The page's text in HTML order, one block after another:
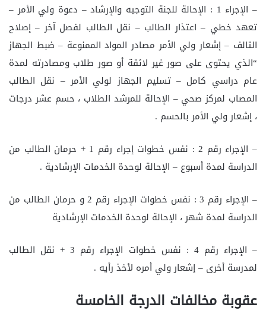
– الإجراء 1 : الإحالة للجنة التوجيه والإرشاد – دعوة ولي الأمر –
تعهد خطي – اعتذار الطالب – نقل الطالب لفصل آخر – إصلاح
التالف – إشعار ولي الأمر مصادر المواد الممنوعة – ضبط الجهاز
“الذي يحتوى على صور غير لائقة أو صور طلاب ومصادرته لمدة
عام دراسي كامل – تسليم الجهاز لولي الأمر – نقل الطالب
المصاب لمركز صحي – الإحالة للمرشد الطلاب ، حسم عشر درجات
، إشعار ولي الأمر بالحسم .
– الإجراء رقم 2 : نفس خطوات إجراء رقم 1 + حرمان الطالب من
الدراسة لمدة أسبوع – الإحالة لوحدة الخدمات الإرشادية .
– الإجراء رقم 3 : نفس خطوات الإجراء رقم 2 و حرمان الطالب من
الدراسة لمدة شهر ، الإحالة لوحدة الخدمات الإرشادية
– الإجراء رقم 4 : نفس خطوات الإجراء رقم 3 + نقل الطالب
لمدرسة أخرى – إشعار ولي أمره لأخذ رأيه .
عقوبة مخالفات الدرجة الخامسة